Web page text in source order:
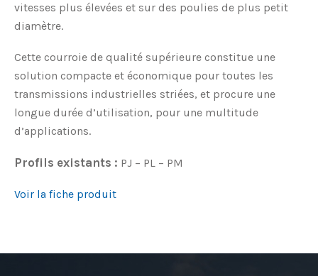
vitesses plus élevées et sur des poulies de plus petit
diamètre.
Cette courroie de qualité supérieure constitue une
solution compacte et économique pour toutes les
transmissions industrielles striées, et procure une
longue durée d’utilisation, pour une multitude
d’applications.
Profils existants : PJ – PL – PM
Voir la fiche produit